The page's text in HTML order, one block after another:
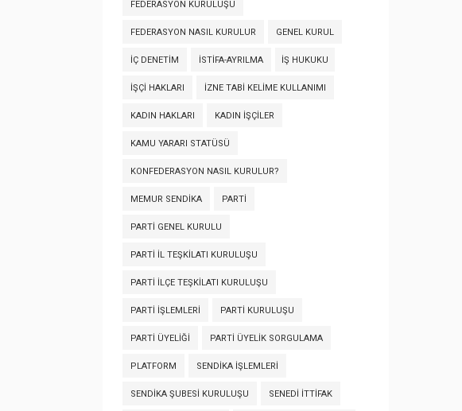
FEDERASYON KURULUŞU
FEDERASYON NASIL KURULUR GENEL KURUL
İÇ DENETIM İSTIFA-AYRILMA İŞ HUKUKU
İŞÇI HAKLARI İZNE TABI KELIME KULLANIMI
KADIN HAKLARI KADIN İŞÇILER
KAMU YARARI STATÜSÜ
KONFEDERASYON NASIL KURULUR?
MEMUR SENDIKA PARTI
PARTI GENEL KURULU
PARTI İL TEŞKILATI KURULUŞU
PARTI İLÇE TEŞKILATI KURULUŞU
PARTI İŞLEMLERI PARTI KURULUŞU
PARTI ÜYELIĞI PARTI ÜYELIK SORGULAMA
PLATFORM SENDIKA İŞLEMLERI
SENDIKA ŞUBESI KURULUŞU SENEDI İTTIFAK